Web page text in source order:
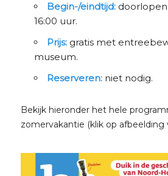
Begin-/eindtijd:doorlopen
16:00 uur.
Prijs:gratis met
museum.
Reserveren:niet nodig.
Bekijk hieronder het hele
zomervakantie (klik op afbeelding